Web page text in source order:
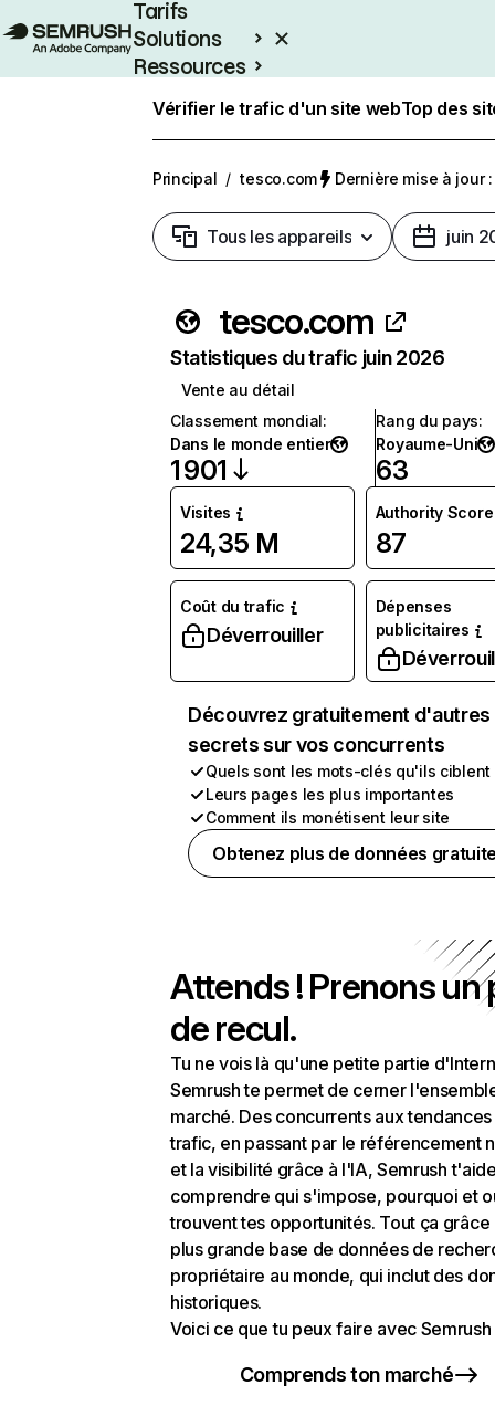
Tarifs
Solutions
Ressources
Vérifier le trafic d'un site webTop des
Principal / tesco.com Dernière mise à jour
Tous les appareils juin
tesco.com
Statistiques du trafic juin 2026
Vente au détail
Classement mondial:
Dans le monde entier
1 901
Rang du pays:
Royaume-Uni
63
Visites
24,35 M
Authority Score
87
Coût du trafic
Déverrouiller
Dépenses
publicitaires
Découvrez gratuitement d'autres
secrets sur vos concurrents
Quels sont les mots-clés qu'ils ciblent
Leurs pages les plus importantes
Comment ils monétisent leur site
Obtenez plus de données
Attends ! Prenons un
de recul.
Tu ne vois là qu'une petite partie
Semrush te permet de cerner
marché. Des concurrents aux
trafic, en passant par le référencement
et la visibilité grâce à l'IA, Semrush
comprendre qui s'impose, pourquoi et
trouvent tes opportunités. Tout ça grâce
plus grande base de données de
propriétaire au monde, qui inclut des
historiques.
Voici ce que tu peux faire avec Semrush
Comprends ton marché